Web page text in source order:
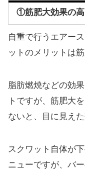
①筋肥大効果の高
自重で行うエアー
ットのメリットは
脂肪燃焼などの効
トですが、筋肥大
ないと、目に見え
スクワット自体が
ニューですが、バ